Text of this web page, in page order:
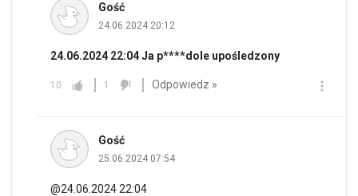
Gość
24.06.2024 20:12
24.06.2024 22:04 Ja p****dole upośledzony
10 1 Odpowiedz »
Gość
25.06.2024 07:54
@24.06.2024 22:04